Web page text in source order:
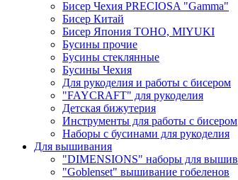
Бисер Чехия PRECIOSA "Gamma"
Бисер Китай
Бисер Япония TOHO, MIYUKI
Бусины прочие
Бусины стеклянные
Бусины Чехия
Для рукоделия и работы с бисером
"FAYCRAFT" для рукоделия
Детская бижутерия
Инструменты для работы с бисером
Наборы с бусинами для рукоделия
Для вышивания
"DIMENSIONS" наборы для
"Goblenset" вышивание гобеленов